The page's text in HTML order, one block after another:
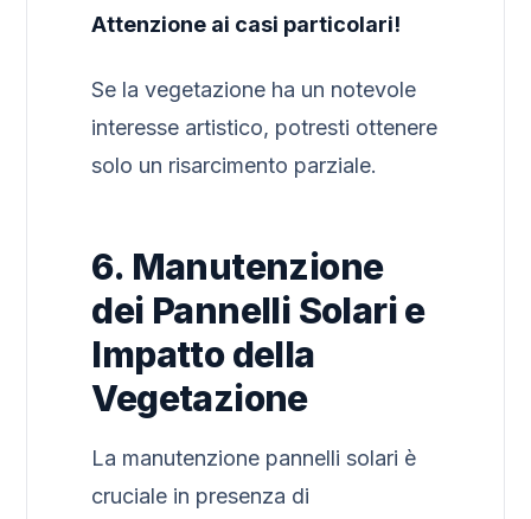
Attenzione ai casi particolari!
Se la vegetazione ha un notevole
interesse artistico, potresti ottenere
solo un risarcimento parziale.
6. Manutenzione
dei Pannelli Solari e
Impatto della
Vegetazione
La manutenzione pannelli solari è
cruciale in presenza di